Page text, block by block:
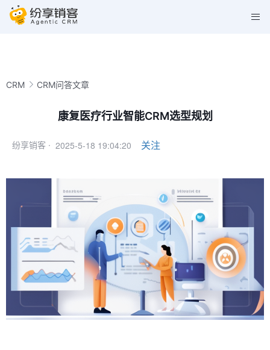
CRM CRM问答文章
康复医疗行业智能CRM选型规划
纷享销客 · 2025-5-18 19:04:20 关注